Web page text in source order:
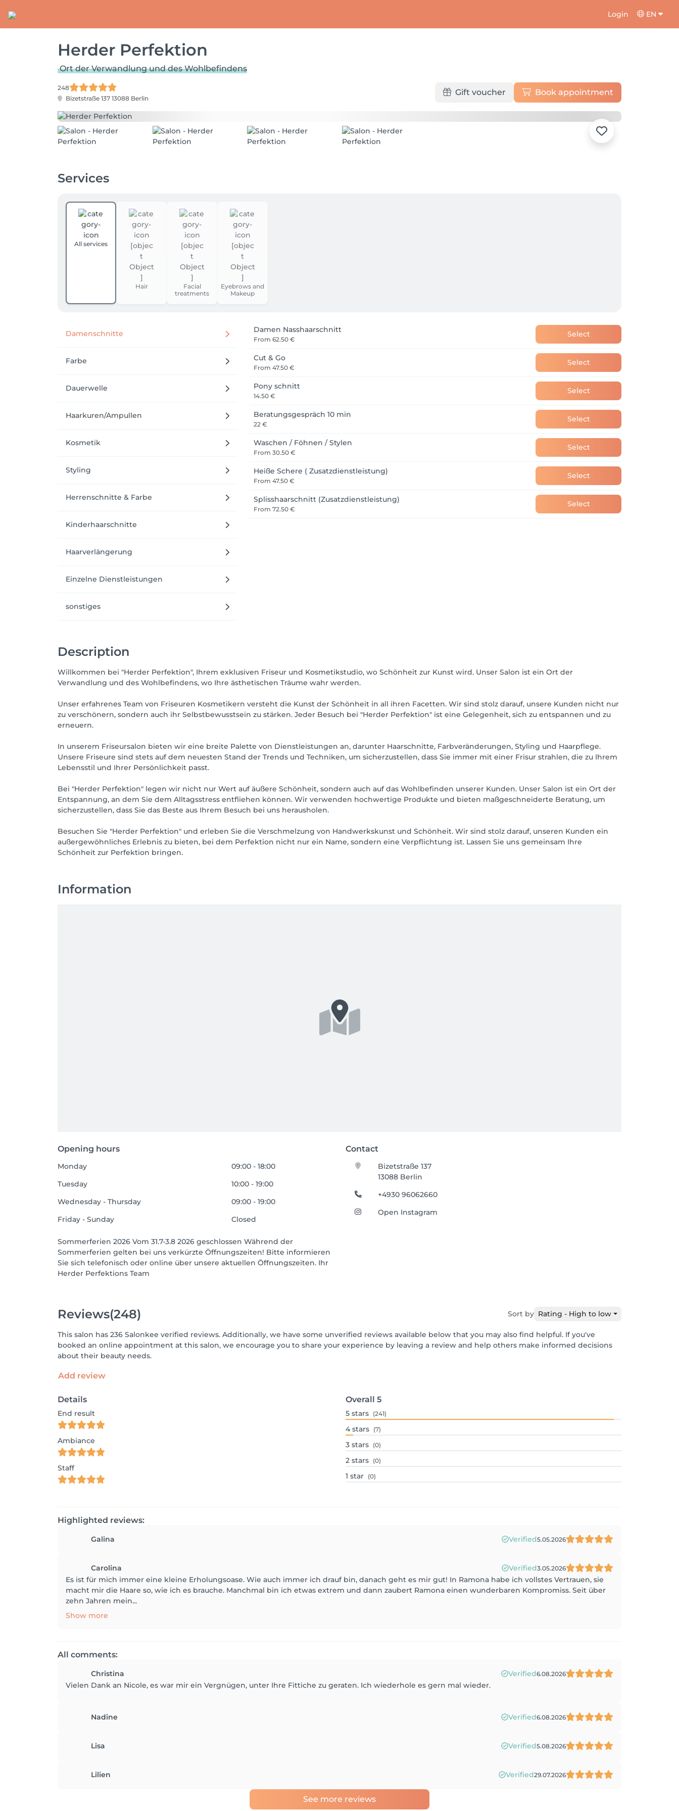
Login EN
Herder Perfektion
Ort der Verwandlung und des Wohlbefindens
248
Bizetstraße 137 13088 Berlin
Gift voucher Book appointment
Services
All services
Hair
Facial
treatments
Eyebrows and
Makeup
Damenschnitte
Farbe
Dauerwelle
Haarkuren/Ampullen
Kosmetik
Styling
Herrenschnitte & Farbe
Kinderhaarschnitte
Haarverlängerung
Einzelne Dienstleistungen
sonstiges
Damen Nasshaarschnitt
From 62.50 €
Select
Cut & Go
From 47.50 €
Select
Pony schnitt
14.50 €
Select
Beratungsgespräch 10 min
22 €
Select
Waschen / Föhnen / Stylen
From 30.50 €
Select
Heiße Schere ( Zusatzdienstleistung)
From 47.50 €
Select
Splisshaarschnitt (Zusatzdienstleistung)
From 72.50 €
Select
Description
Willkommen bei "Herder Perfektion", Ihrem exklusiven Friseur und Kosmetikstudio, wo Schönheit zur Kunst wird. Unser Salon ist ein Ort der
Verwandlung und des Wohlbefindens, wo Ihre ästhetischen Träume wahr werden.
Unser erfahrenes Team von Friseuren Kosmetikern versteht die Kunst der Schönheit in all ihren Facetten. Wir sind stolz darauf, unsere Kunden nicht nur
zu verschönern, sondern auch ihr Selbstbewusstsein zu stärken. Jeder Besuch bei "Herder Perfektion" ist eine Gelegenheit, sich zu entspannen und zu
erneuern.
In unserem Friseursalon bieten wir eine breite Palette von Dienstleistungen an, darunter Haarschnitte, Farbveränderungen, Styling und Haarpflege.
Unsere Friseure sind stets auf dem neuesten Stand der Trends und Techniken, um sicherzustellen, dass Sie immer mit einer Frisur strahlen, die zu Ihrem
Lebensstil und Ihrer Persönlichkeit passt.
Bei "Herder Perfektion" legen wir nicht nur Wert auf äußere Schönheit, sondern auch auf das Wohlbefinden unserer Kunden. Unser Salon ist ein Ort der
Entspannung, an dem Sie dem Alltagsstress entfliehen können. Wir verwenden hochwertige Produkte und bieten maßgeschneiderte Beratung, um
sicherzustellen, dass Sie das Beste aus Ihrem Besuch bei uns herausholen.
Besuchen Sie "Herder Perfektion" und erleben Sie die Verschmelzung von Handwerkskunst und Schönheit. Wir sind stolz darauf, unseren Kunden ein
außergewöhnliches Erlebnis zu bieten, bei dem Perfektion nicht nur ein Name, sondern eine Verpflichtung ist. Lassen Sie uns gemeinsam Ihre
Schönheit zur Perfektion bringen.
Information
Opening hours Contact
Monday
09:00 - 18:00
Tuesday
10:00 - 19:00
Wednesday - Thursday
09:00 - 19:00
Friday - Sunday
Closed
Sommerferien 2026 Vom 31.7-3.8 2026 geschlossen Während der
Sommerferien gelten bei uns verkürzte Öffnungszeiten! Bitte informieren
Sie sich telefonisch oder online über unsere aktuellen Öffnungszeiten. Ihr
Herder Perfektions Team
Bizetstraße 137
13088 Berlin
+4930 96062660
Open Instagram
Reviews(248) Sort by Rating - High to low
This salon has 236 Salonkee verified reviews. Additionally, we have some unverified reviews available below that you may also find helpful. If you've
booked an online appointment at this salon, we encourage you to share your experience by leaving a review and help others make informed decisions
about their beauty needs.
Add review
Details
End result
Ambiance
Staff
Overall 5
5 stars (241)
4 stars (7)
3 stars (0)
2 stars (0)
1 star (0)
Highlighted reviews:
Galina Verified5.05.2026
Carolina Verified3.05.2026
Es ist für mich immer eine kleine Erholungsoase. Wie auch immer ich drauf bin, danach geht es mir gut! In Ramona habe ich vollstes Vertrauen, sie
macht mir die Haare so, wie ich es brauche. Manchmal bin ich etwas extrem und dann zaubert Ramona einen wunderbaren Kompromiss. Seit über
zehn Jahren mein...
Show more
All comments:
Christina Verified6.08.2026
Vielen Dank an Nicole, es war mir ein Vergnügen, unter Ihre Fittiche zu geraten. Ich wiederhole es gern mal wieder.
Nadine Verified6.08.2026
Lisa Verified5.08.2026
Lilien Verified29.07.2026
See more reviews